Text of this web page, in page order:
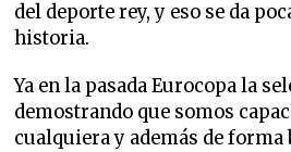
del deporte rey, y eso se da
historia.
Ya en la pasada Eurocopa la
demostrando que somos
cualquiera y además de